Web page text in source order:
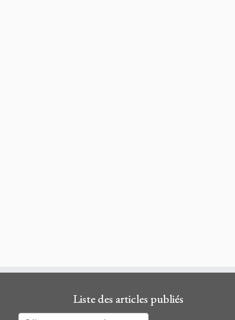
Liste des articles publiés